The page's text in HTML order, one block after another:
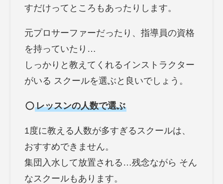
すだけってところもあったりします。
元プロサーファーだったり、指導員の資格
を持っていたり…
しっかりと教えてくれるインストラクター
がいる スクールを選ぶと良いでしょう。
レッスンの人数で選ぶ
1度に教える人数が多すぎるスクールは、
おすすめできません。
集団入水して放置される…残念ながら そん
なスクールもあります。